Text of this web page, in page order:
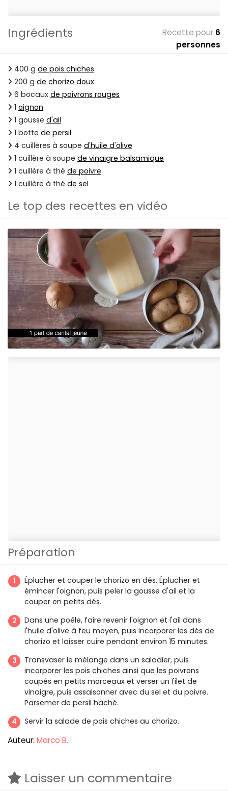
Ingrédients Recette pour 6
personnes
400 g de pois chiches
200 g de chorizo doux
6 bocaux de poivrons rouges
1 oignon
1 gousse d'ail
1 botte de persil
4 cuillères à soupe d'huile d'olive
1 cuillère à soupe de vinaigre balsamique
1 cuillère à thé de poivre
1 cuillère à thé de sel
Le top des recettes en vidéo
Préparation
Éplucher et couper le chorizo en dés. Éplucher et
émincer l'oignon, puis peler la gousse d'ail et la
couper en petits dés.
Dans une poêle, faire revenir l'oignon et l'ail dans
l'huile d'olive à feu moyen, puis incorporer les dés de
chorizo et laisser cuire pendant environ 15 minutes.
Transvaser le mélange dans un saladier, puis
incorporer les pois chiches ainsi que les poivrons
coupés en petits morceaux et verser un filet de
vinaigre, puis assaisonner avec du sel et du poivre.
Parsemer de persil haché.
Servir la salade de pois chiches au chorizo.
Auteur: Marco B.
Laisser un commentaire